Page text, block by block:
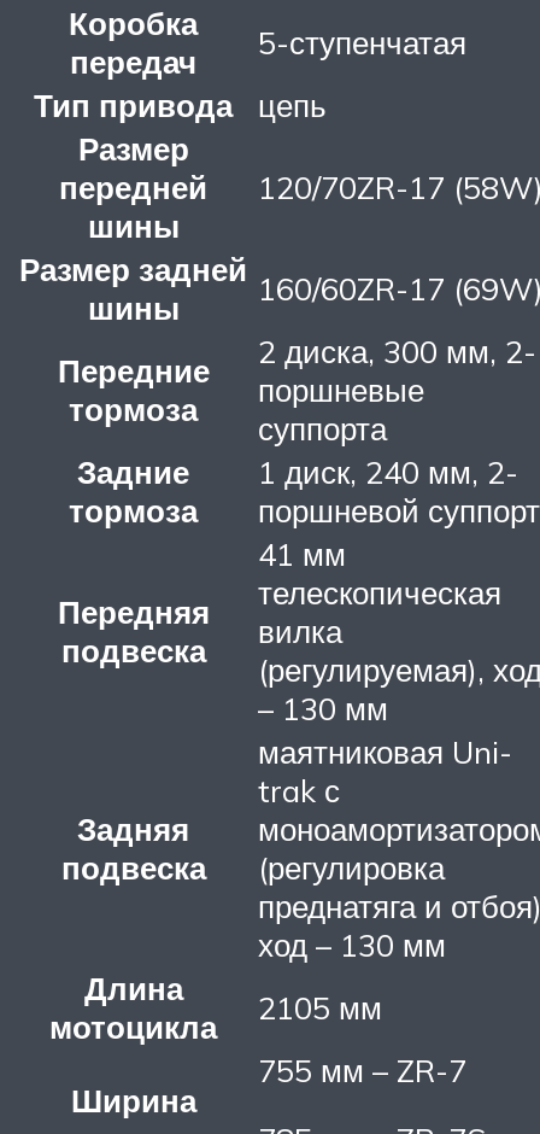
Коробка
передач
5-ступенчатая
Тип привода
цепь
Размер
передней
шины
120/70ZR-17
Размер задней
шины
160/60ZR-17
Передние
тормоза
2 диска, 300 мм, 2-
поршневые
суппорта
Задние
тормоза
1 диск, 240 мм, 2-
поршневой суппорт
Передняя
подвеска
41 мм
телескопическая
вилка
(регулируемая),
– 130 мм
Задняя
подвеска
маятниковая Uni-
trak с
(регулировка
преднатяга и
ход – 130 мм
Длина
мотоцикла
2105 мм
Ширина
755 мм – ZR-7